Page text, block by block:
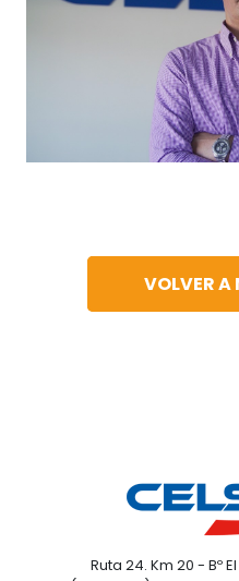
VOLVER A
Ruta 24. Km 20 - Bº